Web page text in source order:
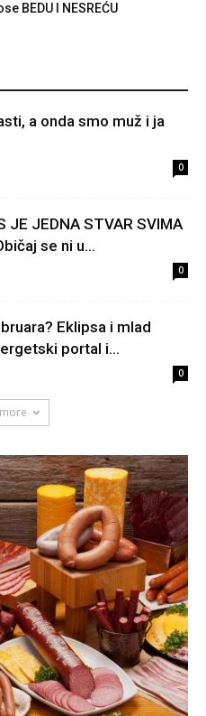
BEDU I NESREĆU
a onda smo muž i ja
0
JE JEDNA STVAR SVIMA
se ni u...
0
Eklipsa i mlad
portal i...
0